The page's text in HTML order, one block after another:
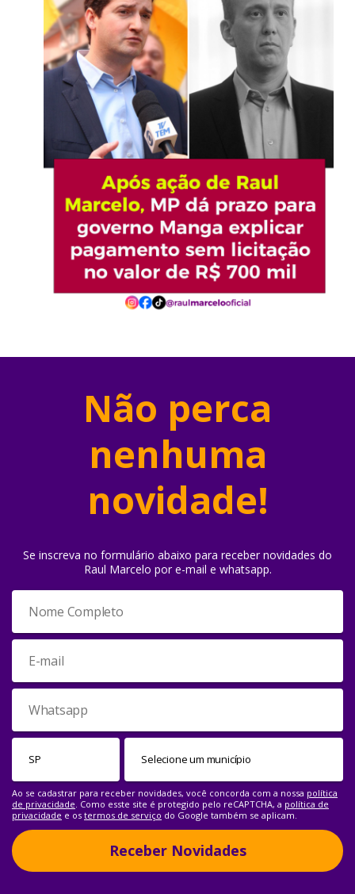
Não perca
nenhuma
novidade!
Se inscreva no formulário abaixo para receber novidades do
Raul Marcelo por e-mail e whatsapp.
Ao se cadastrar para receber novidades, você concorda com a nossa política
de privacidade . Como esste site é protegido pelo reCAPTCHA, a política de
privacidade e os termos de serviço do Google também se aplicam.
Receber Novidades